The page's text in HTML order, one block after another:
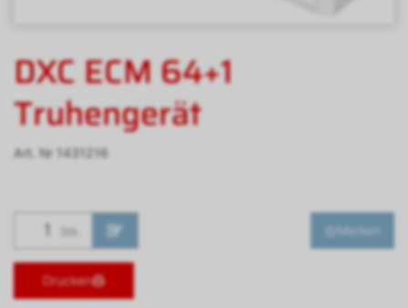
DXC ECM 64+1
Truhengerät
Art. Nr 1431216
Stk. Merken
Drucken